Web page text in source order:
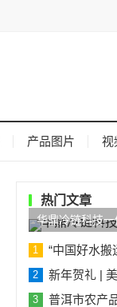
产品图片 视
热门文章
华鼎冷链科技
1 “中国好水搬
2 新年贺礼 |
3 普洱市农产